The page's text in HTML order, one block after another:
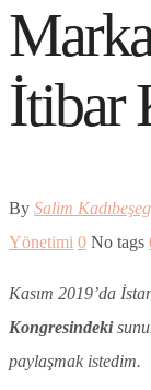
İtibar
By Salim
Yönetimi 0 No tags
Kasım 2019’da
Kongresindeki
paylaşmak istedim.